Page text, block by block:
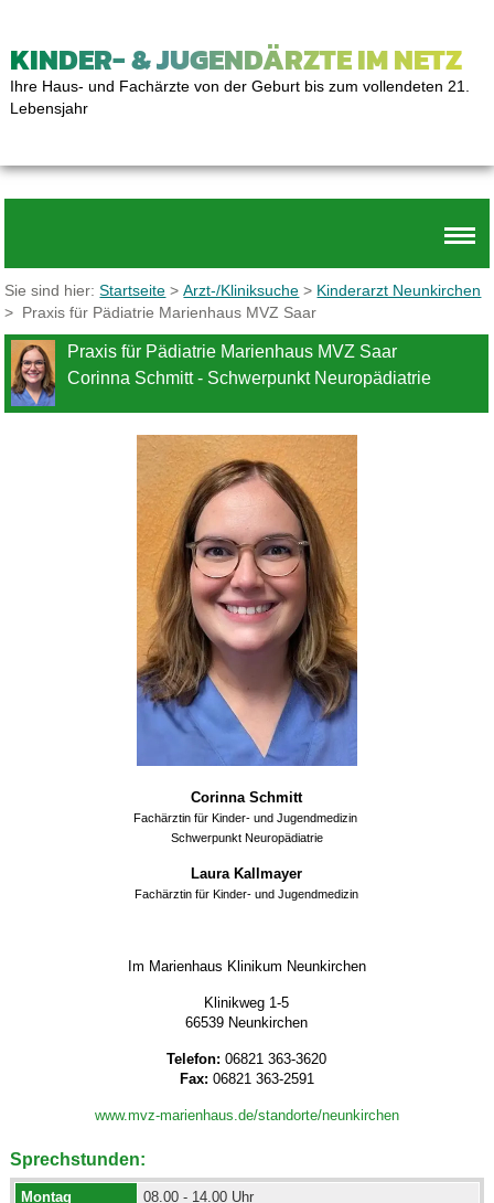
KINDER- & JUGENDÄRZTE IM NETZ
Ihre Haus- und Fachärzte von der Geburt bis zum vollendeten 21.
Lebensjahr
Sie sind hier:Startseite >Arzt-/Kliniksuche > Kinderarzt Neunkirchen
> Praxis für Pädiatrie Marienhaus MVZ Saar
Praxis für Pädiatrie Marienhaus MVZ Saar
Corinna Schmitt - Schwerpunkt Neuropädiatrie
Corinna Schmitt
Fachärztin für Kinder- und Jugendmedizin
Schwerpunkt Neuropädiatrie
Laura Kallmayer
Fachärztin für Kinder- und Jugendmedizin
Im Marienhaus Klinikum Neunkirchen
Klinikweg 1-5
66539 Neunkirchen
Telefon: 06821 363-3620
Fax: 06821 363-2591
www.mvz-marienhaus.de/standorte/neunkirchen
Sprechstunden:
Montag
08.00 - 14.00 Uhr